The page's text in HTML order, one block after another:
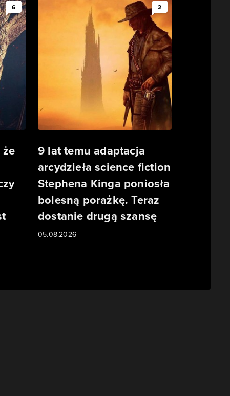
6 2
9 lat temu adaptacja
arcydzieła science fiction
Stephena Kinga poniosła
bolesną porażkę. Teraz
dostanie drugą szansę
05.08.2026